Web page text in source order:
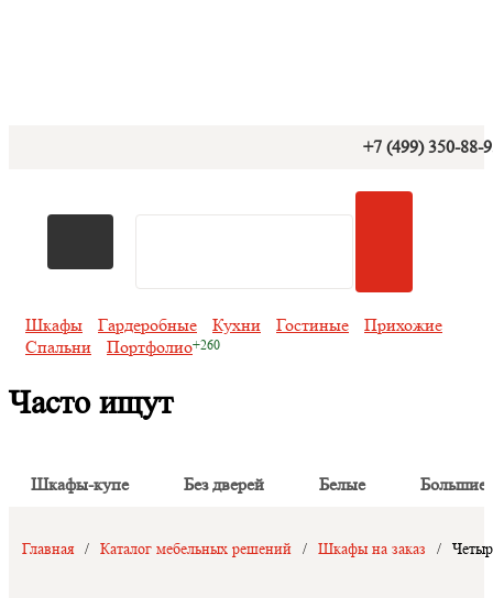
+7 (499) 350-88-
Шкафы Гардеробные Кухни Гостиные
Прихожие
Спальни
Портфолио
Часто ищут
Шкафы-купе Без дверей Белые Большие
Главная / Каталог мебельных решений / Шкафы на заказ /